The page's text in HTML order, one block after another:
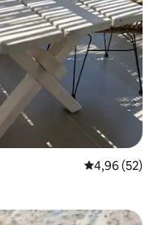
Gemiddelde
4,96 (52)